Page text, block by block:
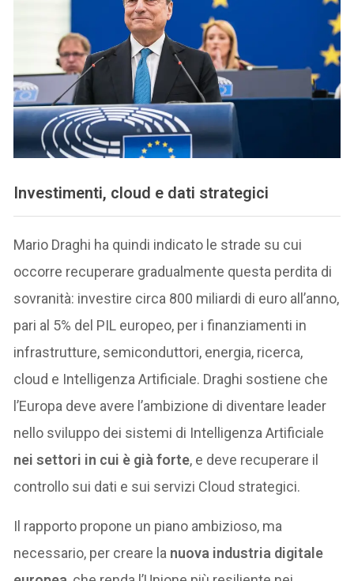
Investimenti, cloud e dati strategici
Mario Draghi ha quindi indicato le strade su cui
occorre recuperare gradualmente questa perdita di
sovranità: investire circa 800 miliardi di euro all’anno,
pari al 5% del PIL europeo, per i finanziamenti in
infrastrutture, semiconduttori, energia, ricerca,
cloud e Intelligenza Artificiale. Draghi sostiene che
l’Europa deve avere l’ambizione di diventare leader
nello sviluppo dei sistemi di Intelligenza Artificiale
nei settori in cui è già forte, e deve recuperare il
controllo sui dati e sui servizi Cloud strategici.
Il rapporto propone un piano ambizioso, ma
necessario, per creare la nuova industria digitale